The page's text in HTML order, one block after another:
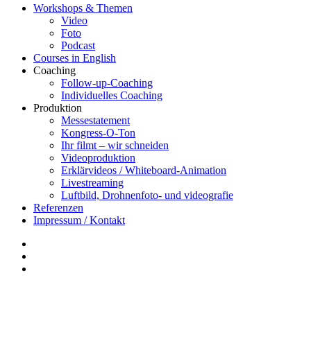
Workshops & Themen
Video
Foto
Podcast
Courses in English
Coaching
Follow-up-Coaching
Individuelles Coaching
Produktion
Messestatement
Kongress-O-Ton
Ihr filmt – wir schneiden
Videoproduktion
Erklärvideos / Whiteboard-Animation
Livestreaming
Luftbild, Drohnenfoto- und videografie
Referenzen
Impressum / Kontakt